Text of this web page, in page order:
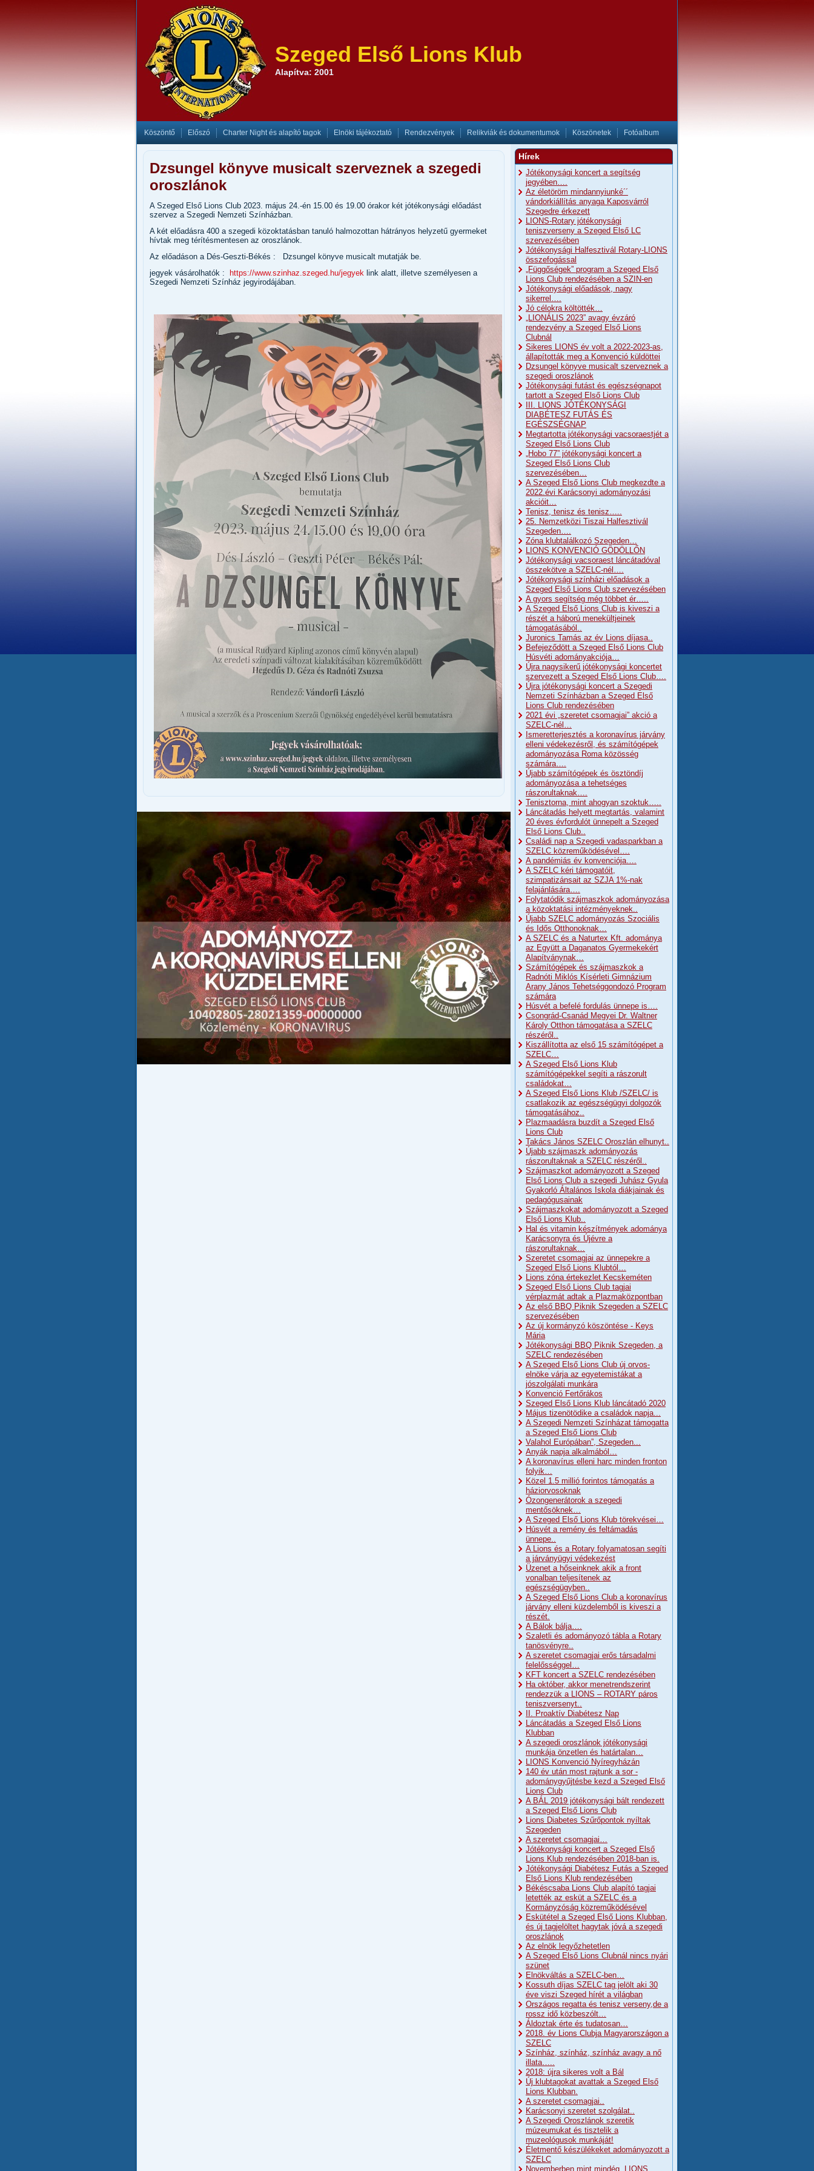
Szeged Első Lions Klub
Alapítva: 2001
Köszöntő Előszó Charter Night és alapító tagok Elnöki tájékoztató Rendezvények Relikviák és dokumentumok Köszönetek Fotóalbum
Dzsungel könyve musicalt szerveznek a szegedi
oroszlánok
A Szeged Első Lions Club 2023. május 24.-én 15.00 és 19.00 órakor két jótékonysági előadást
szervez a Szegedi Nemzeti Színházban.
A két előadásra 400 a szegedi közoktatásban tanuló halmozottan hátrányos helyzetű gyermeket
hívtak meg térítésmentesen az oroszlánok.
Az előadáson a Dés-Geszti-Békés : Dzsungel könyve musicalt mutatják be.
jegyek vásárolhatók :
https://www.szinhaz.szeged.hu/jegyek link alatt, illetve személyesen a
Szegedi Nemzeti Színház jegyirodájában.
Hírek
Jótékonysági koncert a segítség
jegyében….
Az életöröm mindannyiunké´´
vándorkiállítás anyaga Kaposvárról
Szegedre érkezett
LIONS-Rotary jótékonysági
teniszverseny a Szeged Első LC
szervezésében
Jótékonysági Halfesztivál Rotary-LIONS
összefogással
„Függőségek” program a Szeged Első
Lions Club rendezésében a SZIN-en
Jótékonysági előadások, nagy
sikerrel….
Jó célokra költötték…
„LIONÁLIS 2023” avagy évzáró
rendezvény a Szeged Első Lions
Clubnál
Sikeres LIONS év volt a 2022-2023-as,
állapították meg a Konvenció küldöttei
Dzsungel könyve musicalt szerveznek a
szegedi oroszlánok
Jótékonysági futást és egészségnapot
tartott a Szeged Első Lions Club
III. LIONS JÓTÉKONYSÁGI
DIABÉTESZ FUTÁS ÉS
EGÉSZSÉGNAP
Megtartotta jótékonysági vacsoraestjét a
Szeged Első Lions Club
„Hobo 77” jótékonysági koncert a
Szeged Első Lions Club
szervezésében…
A Szeged Első Lions Club megkezdte a
2022.évi Karácsonyi adományozási
akcióit…
Tenisz, tenisz és tenisz…..
25. Nemzetközi Tiszai Halfesztivál
Szegeden….
Zóna klubtalálkozó Szegeden…
LIONS KONVENCIÓ GÖDÖLLŐN
Jótékonysági vacsoraest láncátadóval
összekötve a SZELC-nél….
Jótékonysági színházi előadások a
Szeged Első Lions Club szervezésében
A gyors segítség még többet ér…..
A Szeged Első Lions Club is kiveszi a
részét a háború menekültjeinek
támogatásából..
Juronics Tamás az év Lions díjasa..
Befejeződött a Szeged Első Lions Club
Húsvéti adományakciója…
Újra nagysikerű jótékonysági koncertet
szervezett a Szeged Első Lions Club….
Újra jótékonysági koncert a Szegedi
Nemzeti Színházban a Szeged Első
Lions Club rendezésében
2021 évi „szeretet csomagjai” akció a
SZELC-nél…
Ismeretterjesztés a koronavírus járvány
elleni védekezésről, és számítógépek
adományozása Roma közösség
számára….
Újabb számítógépek és ösztöndíj
adományozása a tehetséges
rászorultaknak….
Tenisztorna, mint ahogyan szoktuk…..
Láncátadás helyett megtartás, valamint
20 éves évfordulót ünnepelt a Szeged
Első Lions Club..
Családi nap a Szegedi vadasparkban a
SZELC közreműködésével….
A pandémiás év konvenciója….
A SZELC kéri támogatóit,
szimpatizánsait az SZJA 1%-nak
felajánlására….
Folytatódik szájmaszkok adományozása
a közoktatási intézményeknek..
Újabb SZELC adományozás Szociális
és Idős Otthonoknak…
A SZELC és a Naturtex Kft. adománya
az Együtt a Daganatos Gyermekekért
Alapítványnak…
Számítógépek és szájmaszkok a
Radnóti Miklós Kísérleti Gimnázium
Arany János Tehetséggondozó Program
számára
Húsvét a befelé fordulás ünnepe is….
Csongrád-Csanád Megyei Dr. Waltner
Károly Otthon támogatása a SZELC
részéről..
Kiszállította az első 15 számítógépet a
SZELC…
A Szeged Első Lions Klub
számítógépekkel segíti a rászorult
családokat…
A Szeged Első Lions Klub /SZELC/ is
csatlakozik az egészségügyi dolgozók
támogatásához..
Plazmaadásra buzdít a Szeged Első
Lions Club
Takács János SZELC Oroszlán elhunyt..
Újabb szájmaszk adományozás
rászorultaknak a SZELC részéről..
Szájmaszkot adományozott a Szeged
Első Lions Club a szegedi Juhász Gyula
Gyakorló Általános Iskola diákjainak és
pedagógusainak
Szájmaszkokat adományozott a Szeged
Első Lions Klub..
Hal és vitamin készítmények adománya
Karácsonyra és Újévre a
rászorultaknak…
Szeretet csomagjai az ünnepekre a
Szeged Első Lions Klubtól…
Lions zóna értekezlet Kecskeméten
Szeged Első Lions Club tagjai
vérplazmát adtak a Plazmaközpontban
Az első BBQ Piknik Szegeden a SZELC
szervezésében
Az új kormányzó köszöntése - Keys
Mária
Jótékonysági BBQ Piknik Szegeden, a
SZELC rendezésében
A Szeged Első Lions Club új orvos-
elnöke várja az egyetemistákat a
jószolgálati munkára
Konvenció Fertőrákos
Szeged Első Lions Klub láncátadó 2020
Május tizenötödike a családok napja...
A Szegedi Nemzeti Színházat támogatta
a Szeged Első Lions Club
Valahol Európában”, Szegeden...
Anyák napja alkalmából…
A koronavírus elleni harc minden fronton
folyik…
Közel 1.5 millió forintos támogatás a
háziorvosoknak
Ózongenerátorok a szegedi
mentősöknek…
A Szeged Első Lions Klub törekvései…
Húsvét a remény és feltámadás
ünnepe..
A Lions és a Rotary folyamatosan segíti
a járványügyi védekezést
Üzenet a hőseinknek akik a front
vonalban teljesítenek az
egészségügyben..
A Szeged Első Lions Club a koronavírus
járvány elleni küzdelemből is kiveszi a
részét.
A Bálok bálja….
Szaletli és adományozó tábla a Rotary
tanösvényre..
A szeretet csomagjai erős társadalmi
felelősséggel…
KFT koncert a SZELC rendezésében
Ha október, akkor menetrendszerint
rendezzük a LIONS – ROTARY páros
teniszversenyt..
II. Proaktív Diabétesz Nap
Láncátadás a Szeged Első Lions
Klubban
A szegedi oroszlánok jótékonysági
munkája önzetlen és határtalan…
LIONS Konvenció Nyíregyházán
140 év után most rajtunk a sor -
adománygyűjtésbe kezd a Szeged Első
Lions Club
A BÁL 2019 jótékonysági bált rendezett
a Szeged Első Lions Club
Lions Diabetes Szűrőpontok nyíltak
Szegeden
A szeretet csomagjai…
Jótékonysági koncert a Szeged Első
Lions Klub rendezésében 2018-ban is.
Jótékonysági Diabétesz Futás a Szeged
Első Lions Klub rendezésében
Békéscsaba Lions Club alapító tagjai
letették az esküt a SZELC és a
Kormányzóság közreműködésével
Eskütétel a Szeged Első Lions Klubban,
és új tagjelöltet hagytak jóvá a szegedi
oroszlánok
Az elnök legyőzhetetlen
A Szeged Első Lions Clubnál nincs nyári
szünet
Elnökváltás a SZELC-ben…
Kossuth díjas SZELC tag jelölt aki 30
éve viszi Szeged hírét a világban
Országos regatta és tenisz verseny,de a
rossz idő közbeszólt…
Áldoztak érte és tudatosan…
2018. év Lions Clubja Magyarországon a
SZELC
Színház, színház, színház avagy a nő
illata…..
2018: újra sikeres volt a Bál
Új klubtagokat avattak a Szeged Első
Lions Klubban.
A szeretet csomagjai..
Karácsonyi szeretet szolgálat..
A Szegedi Oroszlánok szeretik
múzeumukat és tisztelik a
muzeológusok munkáját!
Életmentő készülékeket adományozott a
SZELC
Novemberben mint mindég, LIONS